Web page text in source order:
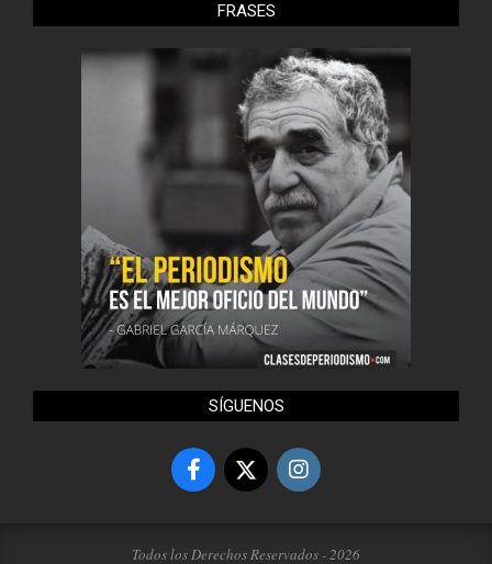
FRASES
SÍGUENOS
Todos los Derechos Reservados - 2026